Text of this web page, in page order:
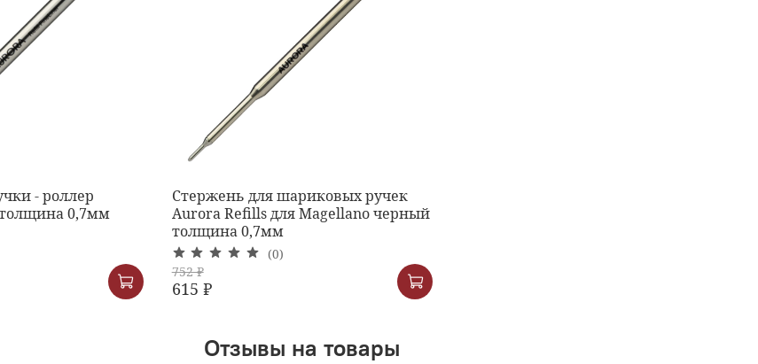
- роллер
0,7мм
Стержень для шариковых ручек
Aurora Refills для Magellano черный
толщина 0,7мм
(0)
752 ₽
615 ₽
Отзывы на товары